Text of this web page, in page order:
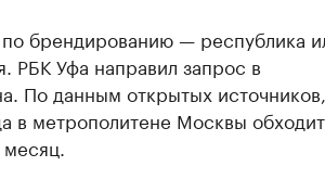
брендированию — республика
РБК Уфа направил запрос в
По данным открытых источников,
в метрополитене Москвы